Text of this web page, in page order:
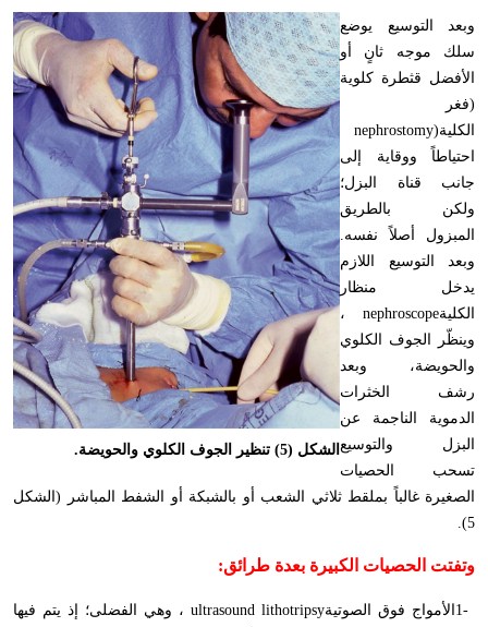
الشكل (5) تنظير الجوف الكلوي والحويضة.
وبعد التوسيع يوضع
سلك موجه ثانٍ أو
الأفضل قثطرة كلوية
(فغر
الكليةnephrostomy)
احتياطاً ووقاية إلى
جانب قناة البزل؛
ولكن بالطريق
المبزول أصلاً نفسه.
وبعد التوسيع اللازم
يدخل منظار
الكليةnephroscope ،
وينظّر الجوف الكلوي
والحويضة، وبعد
رشف الخثرات
الدموية الناجمة عن
البزل والتوسيع
تسحب الحصيات
الصغيرة غالباً بملقط ثلاثي الشعب أو بالشبكة أو الشفط المباشر (الشكل
5).
وتفتت الحصيات الكبيرة بعدة طرائق:
1- الأمواج فوق الصوتيةultrasound lithotripsy ، وهي الفضلى؛ إذ يتم فيها